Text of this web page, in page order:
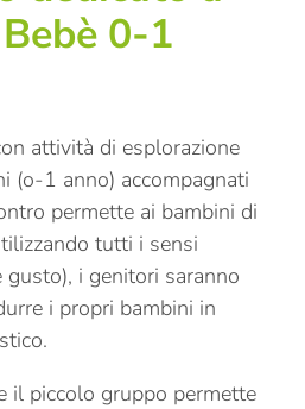
0-1
attività di esplorazione
(o-1 anno) accompagnati
permette ai bambini di
tutti i sensi
i genitori saranno
i propri bambini in
il piccolo gruppo permette